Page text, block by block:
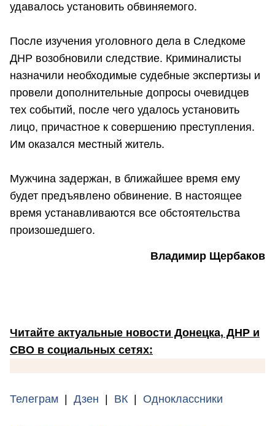
удавалось установить обвиняемого.
После изучения уголовного дела в Следкоме
ДНР возобновили следствие. Криминалисты
назначили необходимые судебные экспертизы и
провели дополнительные допросы очевидцев
тех событий, после чего удалось установить
лицо, причастное к совершению преступления.
Им оказался местный житель.
Мужчина задержан, в ближайшее время ему
будет предъявлено обвинение. В настоящее
время устанавливаются все обстоятельства
произошедшего.
Владимир Щербаков
Читайте актуальные новости Донецка, ДНР и
СВО в социальных сетях:
Телеграм | Дзен | ВК | Одноклассники